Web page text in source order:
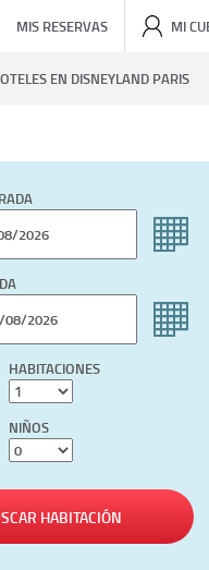
MIS RESERVAS MI
EN DISNEYLAND PARIS
HABITACIONES
NIÑOS
HABITACIÓN